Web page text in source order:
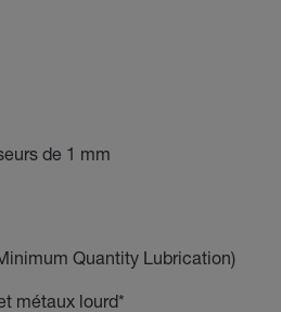
de 1 mm
Quantity Lubrication)
métaux lourd*